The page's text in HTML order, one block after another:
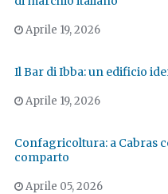
Aprile 19, 2026
Il Bar di Ibba: un edificio
Aprile 19, 2026
Confagricoltura: a Cabras
comparto
Aprile 05, 2026